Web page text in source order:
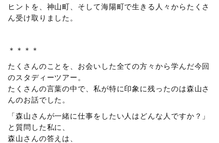
ヒントを、神山町、そして海陽町で生きる人々からたくさ
ん受け取りました。
＊＊＊＊
たくさんのことを、お会いした全ての方々から学んだ今回
のスタディーツアー。
たくさんの言葉の中で、私が特に印象に残ったのは森山さ
んのお話でした。
「森山さんが一緒に仕事をしたい人はどんな人ですか？」
と質問した私に、
森山さんの答えは、